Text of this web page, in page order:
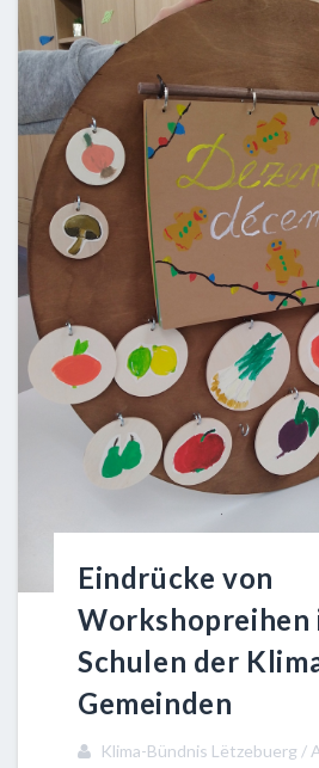
Eindrücke von
Workshopreihen
Schulen der
Gemeinden
Klima-Bündnis Lëtzebuerg /